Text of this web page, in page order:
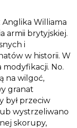
Williama
armii brytyjskiej.
i
w historii. W
modyfikacji. No.
na wilgoć,
granat
był przeciw
wystrzeliwano
skorupy,